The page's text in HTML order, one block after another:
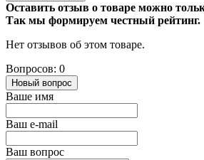
Оставить отзыв о товаре можно
Так мы формируем честный рейтинг.
Нет отзывов об этом товаре.
Вопросов: 0
Новый вопрос
Ваше имя
Ваш e-mail
Ваш вопрос